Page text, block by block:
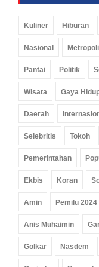
Kuliner Hiburan
Nasional
Pantai Politik
Wisata Gaya
Daerah
Selebritis Tokoh
Pemerintahan
Ekbis Koran
Amin Pemilu 2024
Anis Muhaimin
Golkar Nasdem